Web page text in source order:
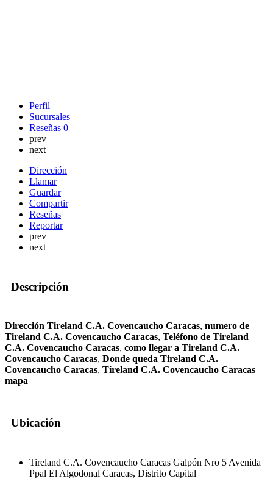
Perfil
Sucursales
Reseñas 0
prev
next
Dirección
Llamar
Guardar
Compartir
Reseñas
Reportar
prev
next
Descripción
Dirección Tireland C.A. Covencaucho Caracas, numero de
Tireland C.A. Covencaucho Caracas, Teléfono de Tireland
C.A. Covencaucho Caracas, como llegar a Tireland C.A.
Covencaucho Caracas, Donde queda Tireland C.A.
Covencaucho Caracas, Tireland C.A. Covencaucho Caracas
mapa
Ubicación
Tireland C.A. Covencaucho Caracas Galpón Nro 5 Avenida
Ppal El Algodonal Caracas, Distrito Capital